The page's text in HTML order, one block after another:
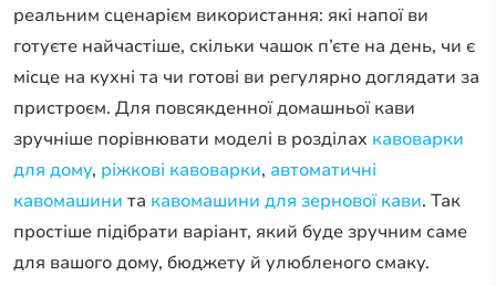
реальним сценарієм використання: які напої ви
готуєте найчастіше, скільки чашок п’єте на день, чи є
місце на кухні та чи готові ви регулярно доглядати за
пристроєм. Для повсякденної домашньої кави
зручніше порівнювати моделі в розділах кавоварки
для дому, ріжкові кавоварки, автоматичні
кавомашини та кавомашини для зернової кави. Так
простіше підібрати варіант, який буде зручним саме
для вашого дому, бюджету й улюбленого смаку.